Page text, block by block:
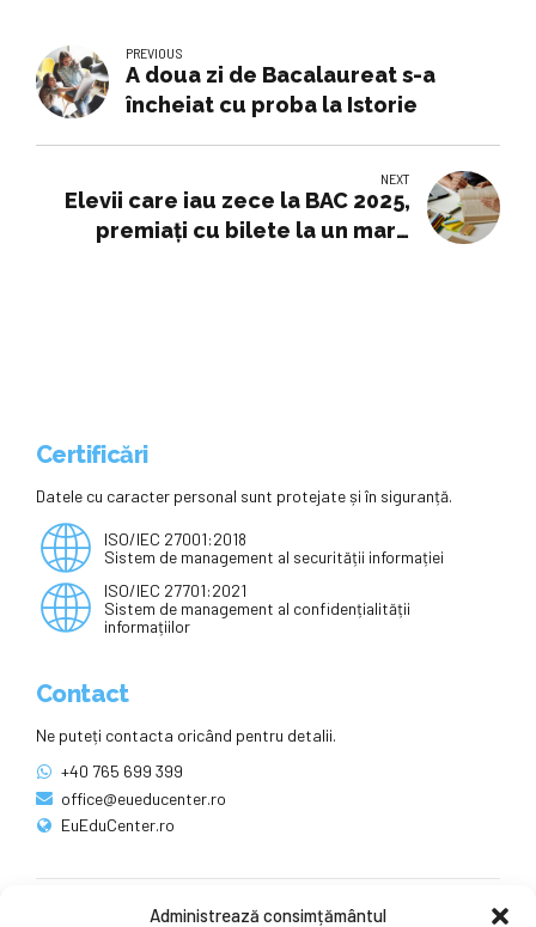
Administrează consimțământul
PREVIOUS
A doua zi de Bacalaureat s-a
încheiat cu proba la Istorie
NEXT
Elevii care iau zece la BAC 2025,
premiați cu bilete la un mare
Certificări
Datele cu caracter personal sunt protejate și în siguranță.
ISO/IEC 27001:2018
Sistem de management al securității informației
ISO/IEC 27701:2021
Sistem de management al confidențialității
informațiilor
Contact
Ne puteți contacta oricând pentru detalii.
+40 765 699 399
office@eueducenter.ro
EuEduCenter.ro